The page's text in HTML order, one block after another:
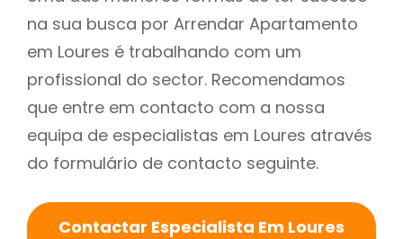
na sua busca por Arrendar Apartamento
em Loures é trabalhando com um
profissional do sector. Recomendamos
que entre em contacto com a nossa
equipa de especialistas em Loures através
do formulário de contacto seguinte.
Contactar Especialista Em Loures